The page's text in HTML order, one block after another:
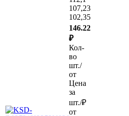
107,23
102,35
146.22
₽
Кол-
во
шт./
от
Цена
за
шт./₽
от